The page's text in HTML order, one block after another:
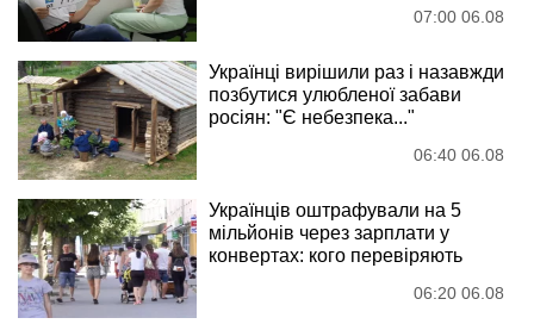
07:00 06.08
Українці вирішили раз і назавжди
позбутися улюбленої забави
росіян: "Є небезпека..."
06:40 06.08
Українців оштрафували на 5
мільйонів через зарплати у
конвертах: кого перевіряють
06:20 06.08